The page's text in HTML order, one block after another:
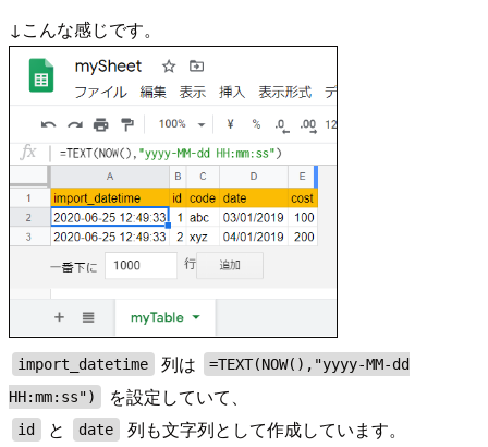
↓こんな感じです。
import_datetime 列は
=TEXT(NOW(),"yyyy-MM-dd
HH:mm:ss")
を設定していて、
id と date 列も文字列として作成しています。